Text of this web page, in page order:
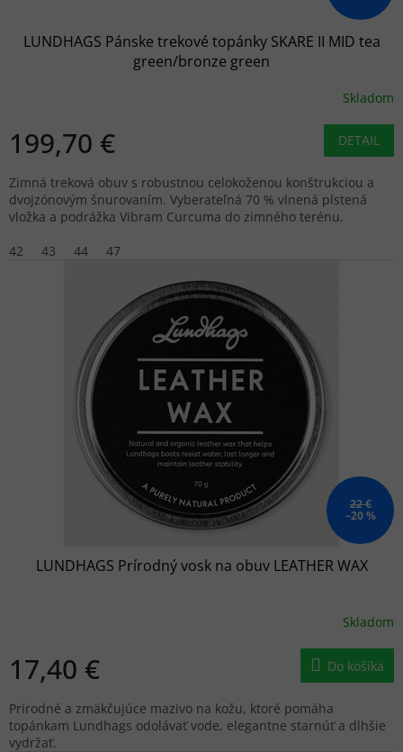
LUNDHAGS Pánske trekové topánky SKARE II MID tea
green/bronze green
Skladom
199,70 € DETAIL
Zimná treková obuv s robustnou celokoženou konštrukciou a
dvojzónovým šnurovaním. Vyberateľná 70 % vlnená plstená
vložka a podrážka Vibram Curcuma do zimného terénu.
42
43 44 47
22 €
–20 %
LUNDHAGS Prírodný vosk na obuv LEATHER WAX
Skladom
17,40 € Do košíka
Prírodné a zmäkčujúce mazivo na kožu, ktoré pomáha
topánkam Lundhags odolávať vode, elegantne starnúť a dlhšie
vydržať.